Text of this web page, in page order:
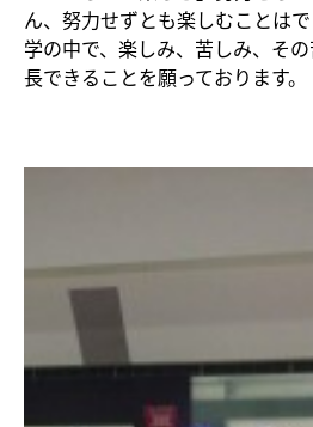
ん、努力せずとも楽しむことは
学の中で、楽しみ、苦しみ、そ
長できることを願っております。